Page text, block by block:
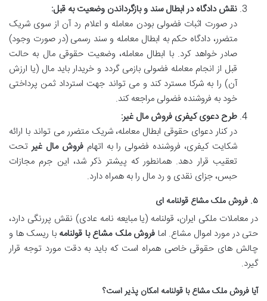
نقش دادگاه در ابطال سند و بازگرداندن وضعیت به قبل:
در صورت اثبات فضولی بودن معامله و اعلام رد آن از سوی شریک
متضرر، دادگاه حکم به ابطال معامله و سند رسمی (در صورت وجود)
صادر خواهد کرد. با ابطال معامله، وضعیت حقوقی مال به حالت
قبل از انجام معامله فضولی بازمی گردد و خریدار باید مال (یا ارزش
آن) را به شرکا مسترد کند و می تواند جهت استرداد ثمن پرداختی
خود به فروشنده فضولی مراجعه کند.
طرح دعوی کیفری فروش مال غیر:
در کنار دعوای حقوقی ابطال معامله، شریک متضرر می تواند با ارائه
شکایت کیفری، فروشنده فضولی را به اتهامفروش مال غیرتحت
تعقیب قرار دهد. همانطور که پیشتر ذکر شد، این جرم مجازات
حبس، جزای نقدی و رد مال را به همراه دارد.
۵. فروش ملک مشاع قولنامه ای
در معاملات ملکی ایران، قولنامه (یا مبایعه نامه عادی) نقش پررنگی دارد،
حتی در مورد اموال مشاع. اما فروش ملک مشاع با قولنامه با ریسک ها و
چالش های حقوقی خاصی همراه است که باید به دقت مورد توجه قرار
گیرد.
آیا فروش ملک مشاع با قولنامه امکان پذیر است؟